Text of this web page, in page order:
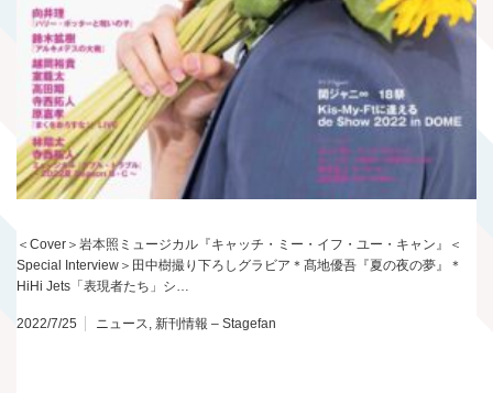
＜Cover＞岩本照ミュージカル『キャッチ・ミー・イフ・ユー・キャン』＜
Special Interview＞田中樹撮り下ろしグラビア＊髙地優吾『夏の夜の夢』＊
HiHi Jets「表現者たち」シ…
2022/7/25 ニュース, 新刊情報 – Stagefan